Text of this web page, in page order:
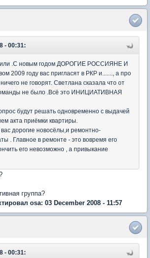
- 00:31:
.С новым годом ДОРОГИЕ РОССИЯНЕ И
2009 году вас пригласят в РКР и......., а про
не говорят. Светлана сказала что от
не было .Всё это ИНИЦИАТИВНАЯ
будут решать одновременно с выдачей
акта приёмки квартиры.
дорогие новосёлы,и ремонтно-
. Главное в ремонте - это вовремя его
его невозможно , а привыкание
группа?
osa: 03 December 2008 - 11:57
- 00:31: